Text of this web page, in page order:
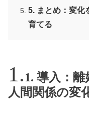
5. まとめ：変化
育てる
1. 導入：
人間関係の変